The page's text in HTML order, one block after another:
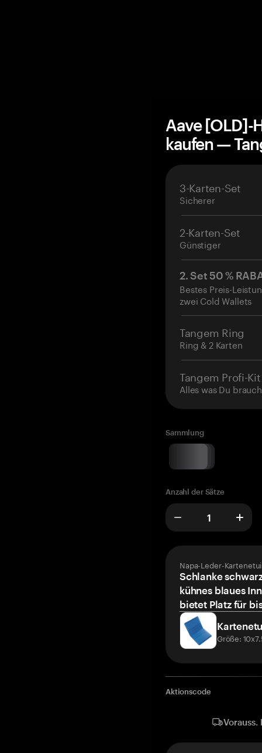
Aave [OLD]-
kaufen —
3-Karten-Set
Sicherer
2-Karten-Set
Günstiger
2. Set 50 %
Bestes Preis-
zwei Cold Wallets
Tangem Ring
Ring & 2 Karten
Tangem Profi-Kit
Alles was Du
Sammlung
Anzahl der Sätze
Napa-Leder-
Schlanke
kühnes blaues
bietet Platz für
Größe:
Aktionscode